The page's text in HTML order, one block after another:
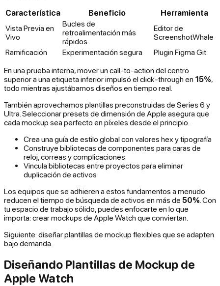
Característica Beneficio
Herramienta
Vista Previa en
Vivo
Bucles de
retroalimentación más
rápidos
Editor de
ScreenshotWhale
Ramificación
Experimentación segura Plugin Figma Git
En una prueba interna, mover un call-to-action del centro
superior a una etiqueta inferior impulsó el click-through en 15%,
todo mientras ajustábamos diseños en tiempo real.
También aprovechamos plantillas preconstruidas de Series 6 y
Ultra. Seleccionar presets de dimensión de Apple asegura que
cada mockup sea perfecto en píxeles desde el principio.
Crea una guía de estilo global con valores hex y tipografía
Construye bibliotecas de componentes para caras de
reloj, correas y complicaciones
Vincula bibliotecas entre proyectos para eliminar
duplicación de activos
Los equipos que se adhieren a estos fundamentos a menudo
reducen el tiempo de búsqueda de activos en más de 50% . Con
tu espacio de trabajo sólido, puedes enfocarte en lo que
importa: crear mockups de Apple Watch que conviertan.
Siguiente: diseñar plantillas de mockup flexibles que se adapten
bajo demanda.
Diseñando Plantillas de Mockup de
Apple Watch